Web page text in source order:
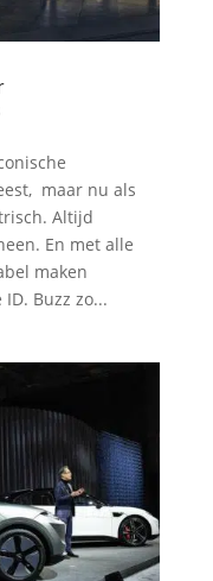
maar nu als
Altijd
En met alle
maken
Buzz zo...